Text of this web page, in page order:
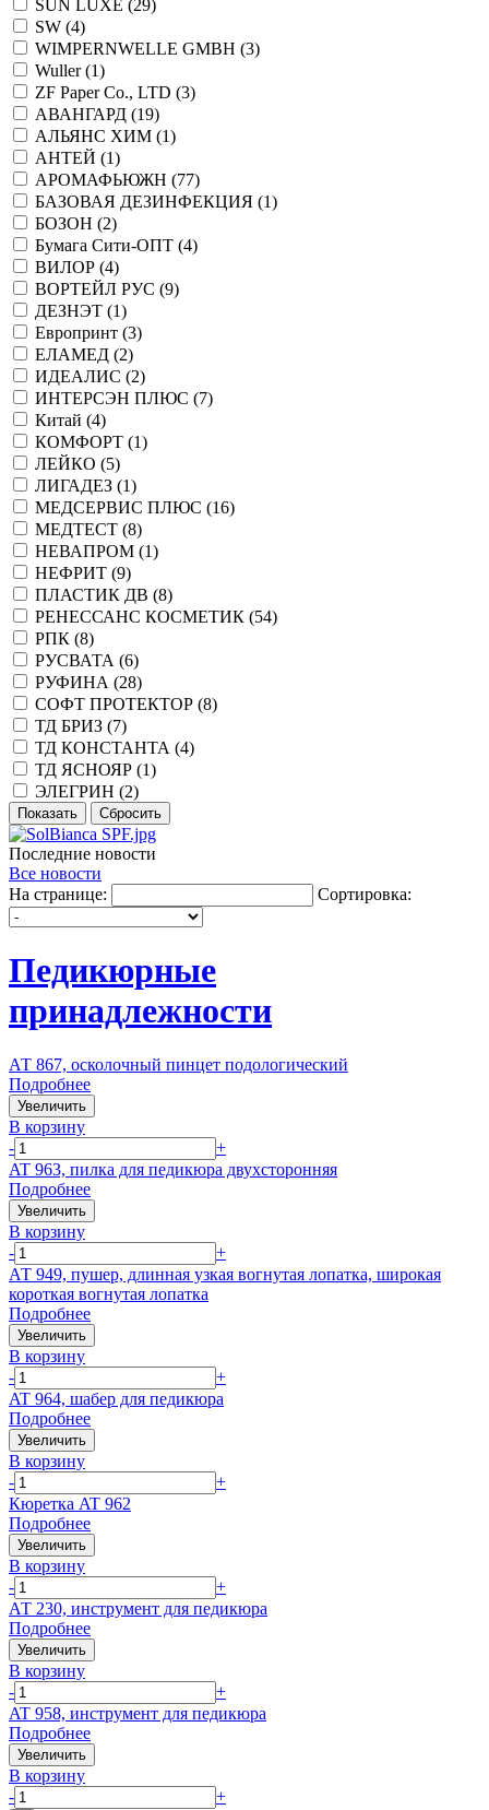
SUN LUXE (29)
SW (4)
WIMPERNWELLE GMBH (3)
Wuller (1)
ZF Paper Co., LTD (3)
АВАНГАРД (19)
АЛЬЯНС ХИМ (1)
АНТЕЙ (1)
АРОМАФЬЮЖН (77)
БАЗОВАЯ ДЕЗИНФЕКЦИЯ (1)
БОЗОН (2)
Бумага Сити-ОПТ (4)
ВИЛОР (4)
ВОРТЕЙЛ РУС (9)
ДЕЗНЭТ (1)
Европринт (3)
ЕЛАМЕД (2)
ИДЕАЛИС (2)
ИНТЕРСЭН ПЛЮС (7)
Китай (4)
КОМФОРТ (1)
ЛЕЙКО (5)
ЛИГАДЕЗ (1)
МЕДСЕРВИС ПЛЮС (16)
МЕДТЕСТ (8)
НЕВАПРОМ (1)
НЕФРИТ (9)
ПЛАСТИК ДВ (8)
РЕНЕССАНС КОСМЕТИК (54)
РПК (8)
РУСВАТА (6)
РУФИНА (28)
СОФТ ПРОТЕКТОР (8)
ТД БРИЗ (7)
ТД КОНСТАНТА (4)
ТД ЯСНОЯР (1)
ЭЛЕГРИН (2)
Последние новости
Все новости
На странице:
Сортировка:
Педикюрные
принадлежности
АТ 867, осколочный пинцет подологический
Подробнее
Увеличить
В корзину
-
+
AT 963, пилка для педикюра двухсторонняя
Подробнее
Увеличить
В корзину
-
+
АТ 949, пушер, длинная узкая вогнутая лопатка, широкая
короткая вогнутая лопатка
Подробнее
Увеличить
В корзину
-
+
AT 964, шабер для педикюра
Подробнее
Увеличить
В корзину
-
+
Кюретка AT 962
Подробнее
Увеличить
В корзину
-
+
АТ 230, инструмент для педикюра
Подробнее
Увеличить
В корзину
-
+
AT 958, инструмент для педикюра
Подробнее
Увеличить
В корзину
-
+